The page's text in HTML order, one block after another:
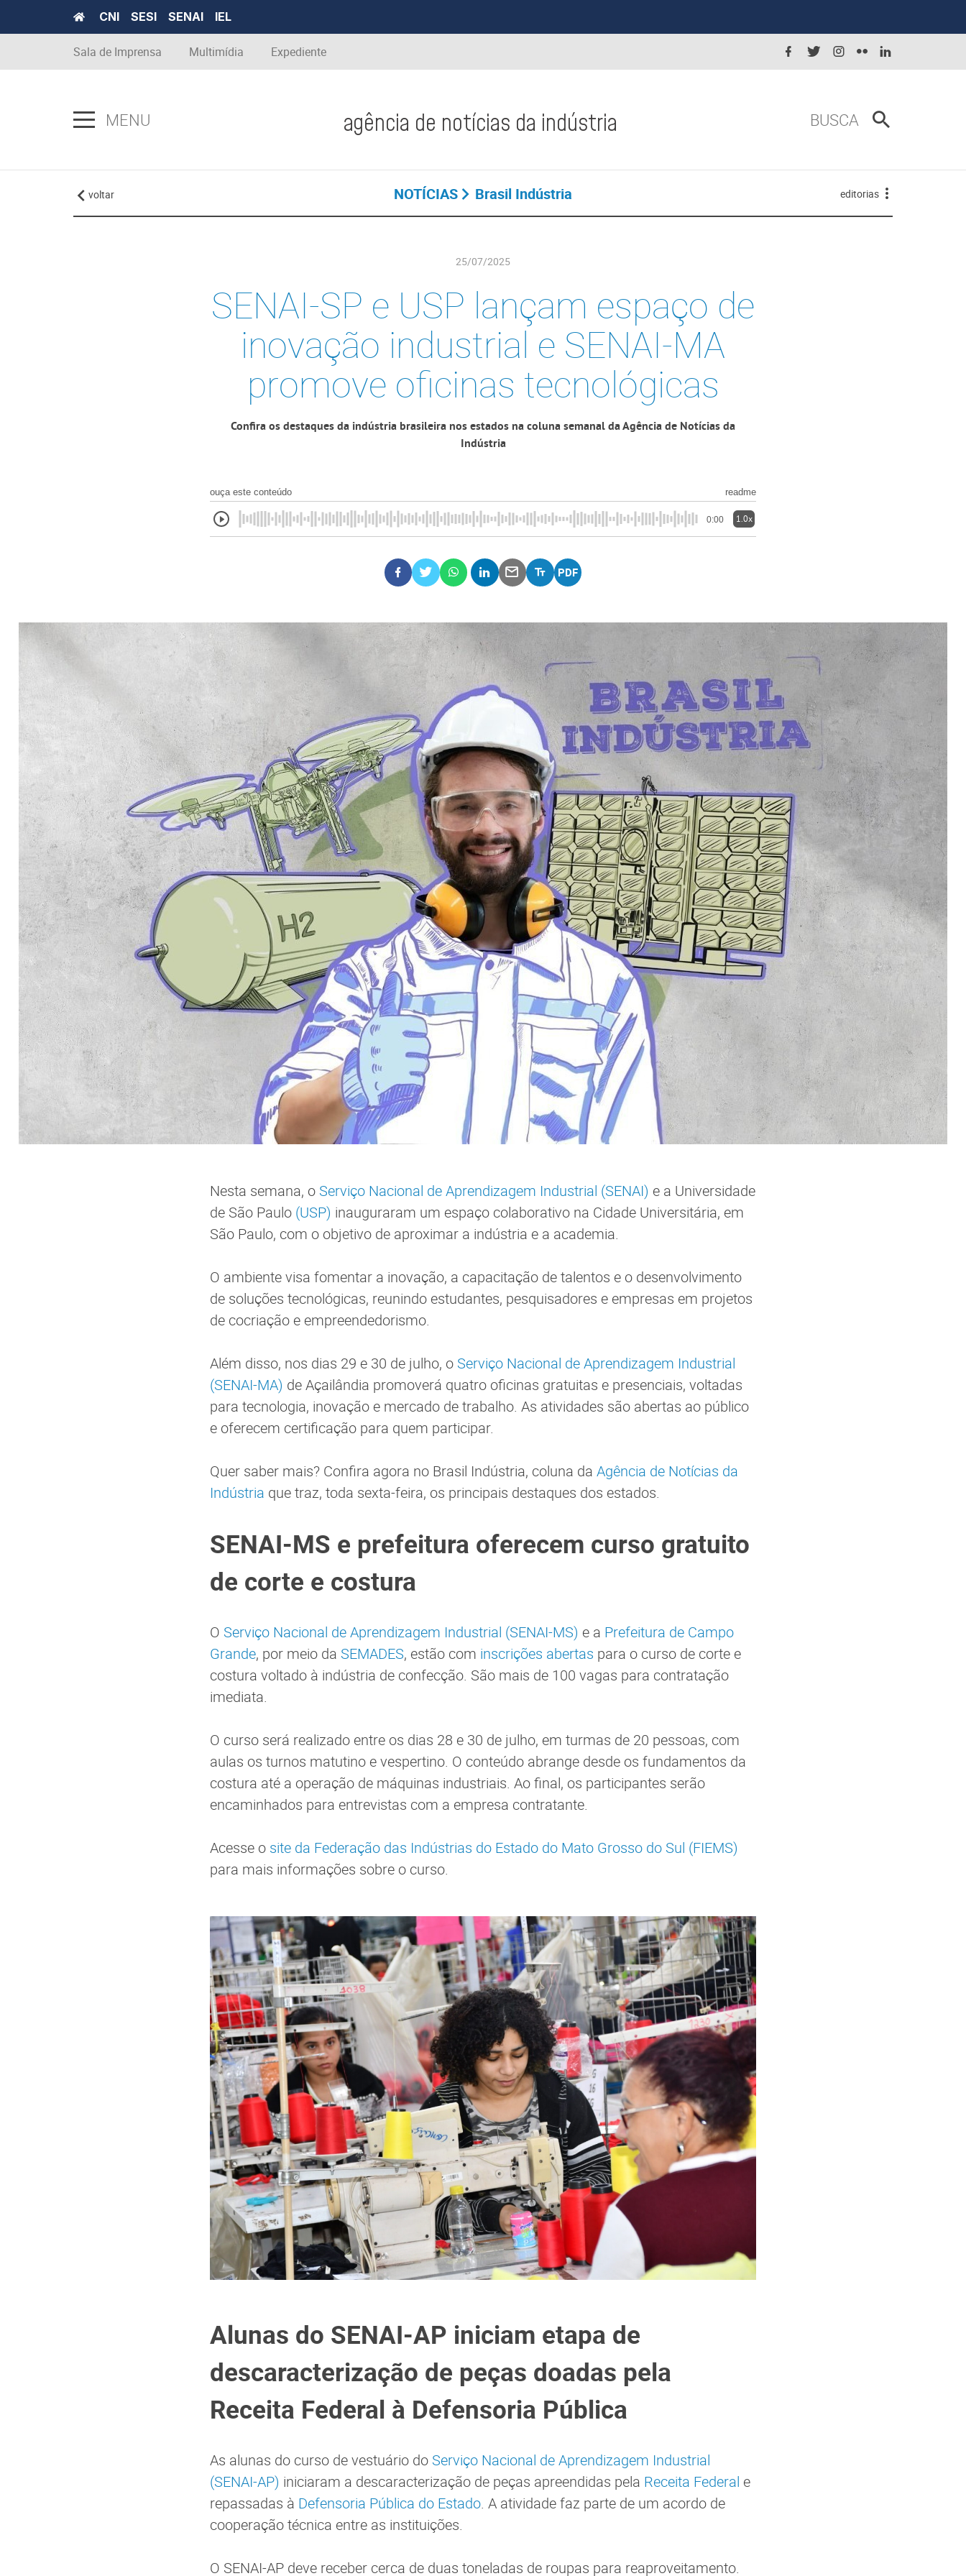
CNI SESI SENAI IEL
Sala de Imprensa Multimídia Expediente
MENU agência de notícias da indústria BUSCA
voltar NOTÍCIAS Brasil Indústria editorias
25/07/2025
SENAI-SP e USP lançam espaço de
inovação industrial e SENAI-MA
promove oficinas tecnológicas
Confira os destaques da indústria brasileira nos estados na coluna semanal da Agência de Notícias da
Indústria
ouça este conteúdo readme
0:00 1.0x
Nesta semana, o Serviço Nacional de Aprendizagem Industrial (SENAI) e a Universidade
de São Paulo (USP) inauguraram um espaço colaborativo na Cidade Universitária, em
São Paulo, com o objetivo de aproximar a indústria e a academia.
O ambiente visa fomentar a inovação, a capacitação de talentos e o desenvolvimento
de soluções tecnológicas, reunindo estudantes, pesquisadores e empresas em projetos
de cocriação e empreendedorismo.
Além disso, nos dias 29 e 30 de julho, o Serviço Nacional de Aprendizagem Industrial
(SENAI-MA) de Açailândia promoverá quatro oficinas gratuitas e presenciais, voltadas
para tecnologia, inovação e mercado de trabalho. As atividades são abertas ao público
e oferecem certificação para quem participar.
Quer saber mais? Confira agora no Brasil Indústria, coluna da Agência de Notícias da
Indústria que traz, toda sexta-feira, os principais destaques dos estados.
SENAI-MS e prefeitura oferecem curso gratuito
de corte e costura
O Serviço Nacional de Aprendizagem Industrial (SENAI-MS) e a Prefeitura de Campo
Grande, por meio da SEMADES, estão com inscrições abertas para o curso de corte e
costura voltado à indústria de confecção. São mais de 100 vagas para contratação
imediata.
O curso será realizado entre os dias 28 e 30 de julho, em turmas de 20 pessoas, com
aulas os turnos matutino e vespertino. O conteúdo abrange desde os fundamentos da
costura até a operação de máquinas industriais. Ao final, os participantes serão
encaminhados para entrevistas com a empresa contratante.
Acesse o site da Federação das Indústrias do Estado do Mato Grosso do Sul (FIEMS)
para mais informações sobre o curso.
Alunas do SENAI-AP iniciam etapa de
descaracterização de peças doadas pela
Receita Federal à Defensoria Pública
As alunas do curso de vestuário do Serviço Nacional de Aprendizagem Industrial
(SENAI-AP) iniciaram a descaracterização de peças apreendidas pela Receita Federal e
repassadas à Defensoria Pública do Estado. A atividade faz parte de um acordo de
cooperação técnica entre as instituições.
O SENAI-AP deve receber cerca de duas toneladas de roupas para reaproveitamento.